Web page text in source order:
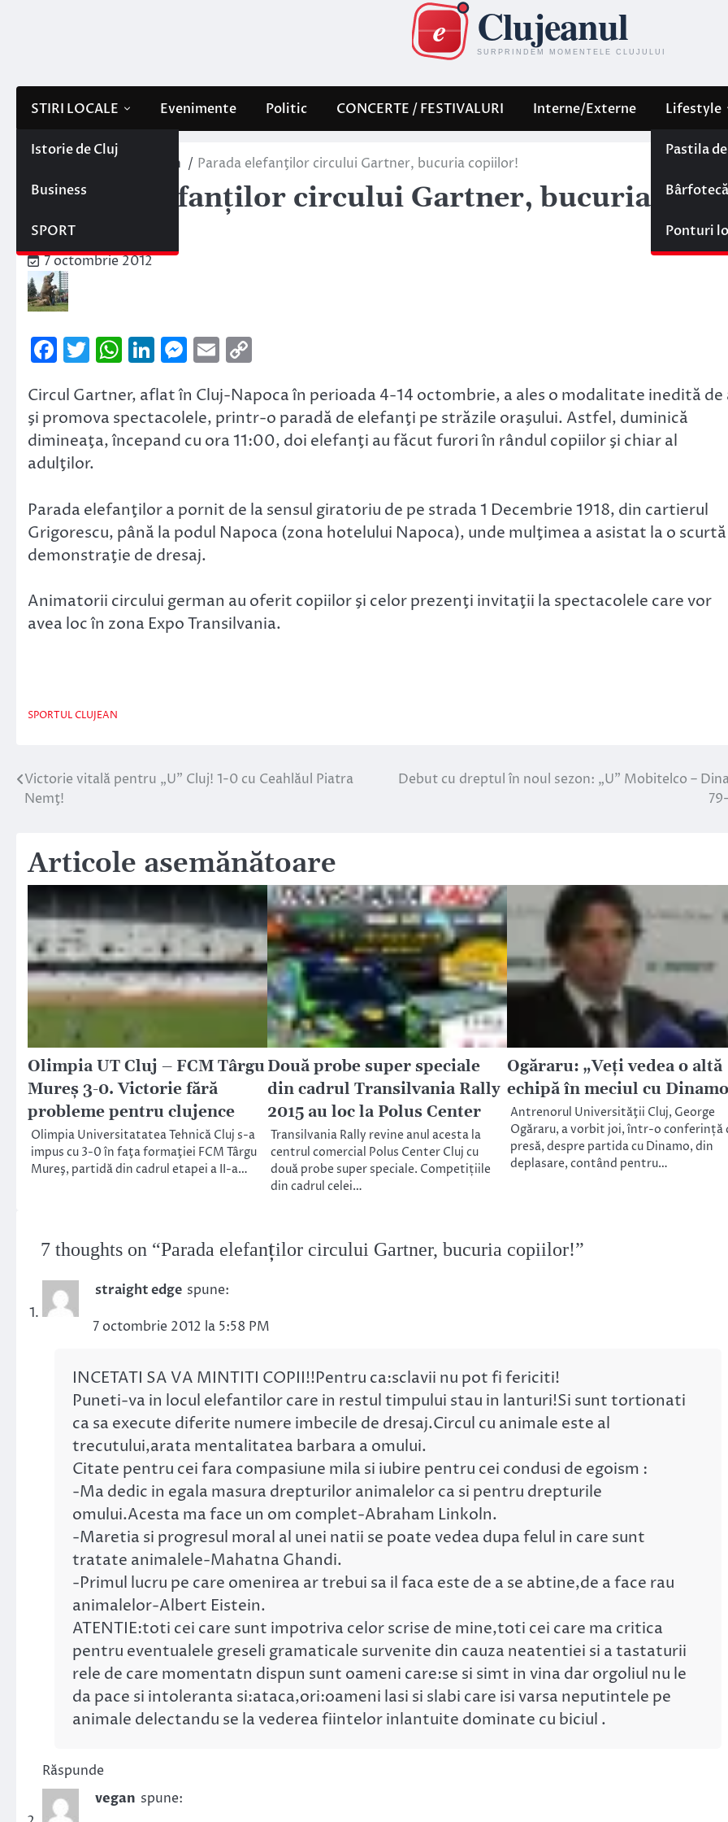
STIRI LOCALE
Istorie de Cluj
Business
SPORT
Evenimente Politic CONCERTE / FESTIVALURI Interne/Externe Lifestyle
Pastila
Bârfotecă
Ponturi
Sportul clujean Parada elefanţilor circului Gartner, bucuria copiilor!
Parada elefanţilor circului Gartner, bucuria
copiilor!
7 octombrie 2012
Facebook
Twitter
WhatsApp
LinkedIn
Messenger
Email
Circul Gartner, aflat în Cluj-Napoca în perioada 4-14 octombrie, a ales o modalitate inedită de
şi promova spectacolele, printr-o paradă de elefanţi pe străzile oraşului. Astfel, duminică
dimineaţa, începand cu ora 11:00, doi elefanţi au făcut furori în rândul copiilor şi chiar al
adulţilor.
Parada elefanţilor a pornit de la sensul giratoriu de pe strada 1 Decembrie 1918, din cartierul
Grigorescu, până la podul Napoca (zona hotelului Napoca), unde mulţimea a asistat la o scurtă
demonstraţie de dresaj.
Animatorii circului german au oferit copiilor şi celor prezenţi invitaţii la spectacolele care vor
avea loc în zona Expo Transilvania.
SPORTUL CLUJEAN
Navigare
Victorie vitală pentru „U” Cluj! 1-0 cu Ceahlăul Piatra
Nemţ!
Debut cu dreptul în noul sezon: „U” Mobitelco –
Articole asemănătoare
Olimpia UT Cluj – FCM Târgu
Mureş 3-0. Victorie fără
probleme pentru clujence
Olimpia Universitatatea Tehnică Cluj s-a
impus cu 3-0 în faţa formaţiei FCM Târgu
Mureş, partidă din cadrul etapei a II-a…
Două probe super speciale
din cadrul Transilvania Rally
2015 au loc la Polus Center
Transilvania Rally revine anul acesta la
centrul comercial Polus Center Cluj cu
două probe super speciale. Competițiile
din cadrul celei…
Ogăraru: „Veți vedea o altă
echipă în meciul cu
Antrenorul Universităţii Cluj, George
Ogăraru, a vorbit joi, într-o conferință
presă, despre partida cu Dinamo, din
deplasare, contând pentru…
7 thoughts on “Parada elefanţilor circului Gartner, bucuria copiilor!”
straight edge spune:
7 octombrie 2012 la 5:58 PM
INCETATI SA VA MINTITI COPII!!Pentru ca:sclavii nu pot fi fericiti!
Puneti-va in locul elefantilor care in restul timpului stau in lanturi!Si sunt tortionati
ca sa execute diferite numere imbecile de dresaj.Circul cu animale este al
trecutului,arata mentalitatea barbara a omului.
Citate pentru cei fara compasiune mila si iubire pentru cei condusi de egoism :
-Ma dedic in egala masura drepturilor animalelor ca si pentru drepturile
omului.Acesta ma face un om complet-Abraham Linkoln.
-Maretia si progresul moral al unei natii se poate vedea dupa felul in care sunt
tratate animalele-Mahatna Ghandi.
-Primul lucru pe care omenirea ar trebui sa il faca este de a se abtine,de a face rau
animalelor-Albert Eistein.
ATENTIE:toti cei care sunt impotriva celor scrise de mine,toti cei care ma critica
pentru eventualele greseli gramaticale survenite din cauza neatentiei si a tastaturii
rele de care momentatn dispun sunt oameni care:se si simt in vina dar orgoliul nu le
da pace si intoleranta si:ataca,ori:oameni lasi si slabi care isi varsa neputintele pe
animale delectandu se la vederea fiintelor inlantuite dominate cu biciul .
Răspunde
vegan spune: